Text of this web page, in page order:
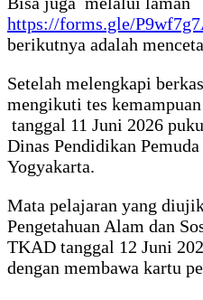
https://forms.gle/
berikutnya adalah
Setelah melengkapi
mengikuti tes
tanggal 11 Juni 2026
Dinas Pendidikan
Yogyakarta.
Mata pelajaran yang
Pengetahuan Alam dan
TKAD tanggal 12 Juni
dengan membawa kartu